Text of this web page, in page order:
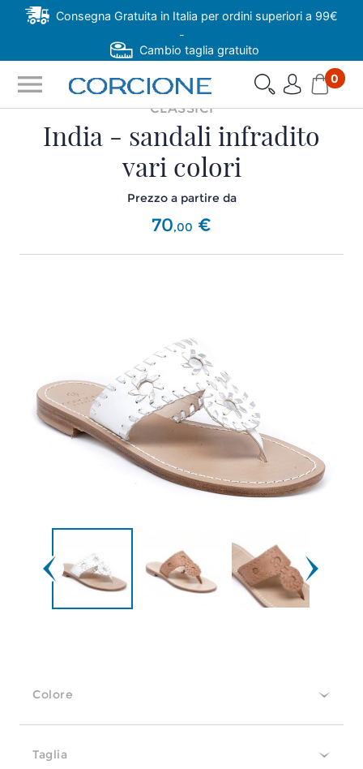
Consegna Gratuita in Italia per ordini superiori a 99€
-
Cambio taglia gratuito
menu 0
CLASSICI
India - sandali infradito
vari colori
Prezzo a partire da
70,00 €
Colore
Taglia